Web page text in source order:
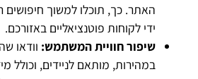
האתר. כך, תוכלו למשוך חיפושים
ידי לקוחות פוטנציאליים באזורכם.
שיפור חוויית המשתמש: וודאו
במהירות, מותאם לניידים, וכולל